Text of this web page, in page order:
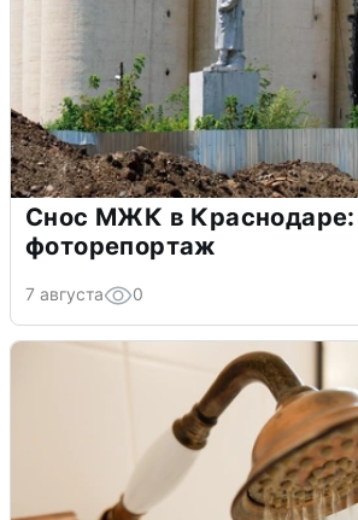
Снос МЖК в Краснодаре:
фоторепортаж
7 августа 0